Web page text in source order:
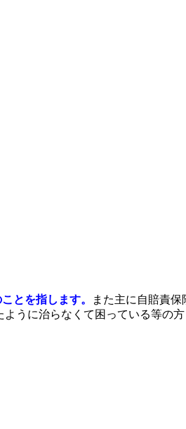
とを指します。
また主に自賠責保
うに治らなくて困っている等の方